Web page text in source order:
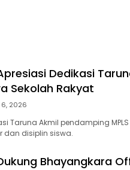
Dedikasi
Sekolah Rakyat
2026
Taruna Akmil pendamping MPLS
dan disiplin siswa.
Bhayangkara